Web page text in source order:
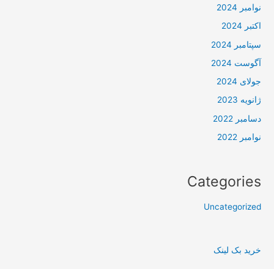
نوامبر 2024
اکتبر 2024
سپتامبر 2024
آگوست 2024
جولای 2024
ژانویه 2023
دسامبر 2022
نوامبر 2022
Categories
Uncategorized
خرید بک لینک